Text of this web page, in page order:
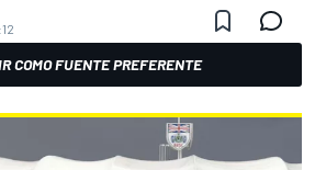
COMO FUENTE PREFERENTE